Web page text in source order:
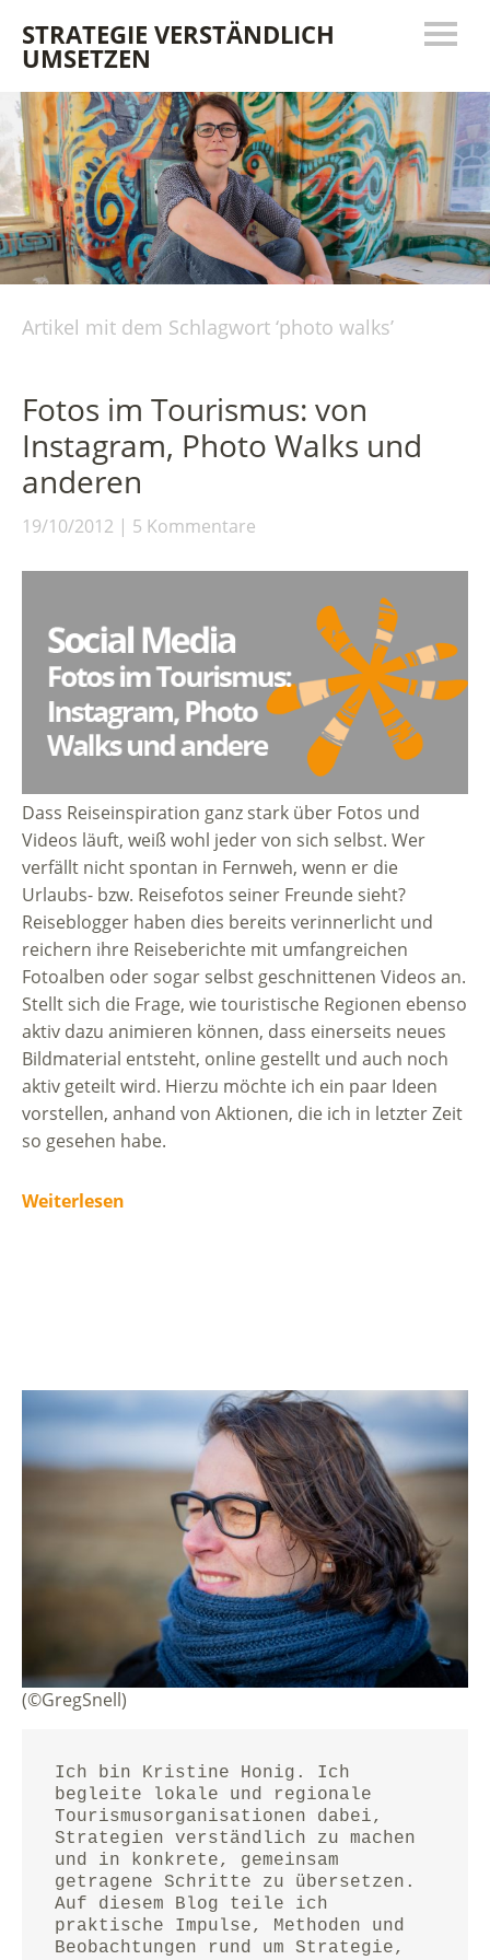
STRATEGIE VERSTÄNDLICH
UMSETZEN
Artikel mit dem Schlagwort ‘photo walks’
Fotos im Tourismus: von
Instagram, Photo Walks und
anderen
19/10/2012 5 Kommentare
Dass Reiseinspiration ganz stark über Fotos und
Videos läuft, weiß wohl jeder von sich selbst. Wer
verfällt nicht spontan in Fernweh, wenn er die
Urlaubs- bzw. Reisefotos seiner Freunde sieht?
Reiseblogger haben dies bereits verinnerlicht und
reichern ihre Reiseberichte mit umfangreichen
Fotoalben oder sogar selbst geschnittenen Videos an.
Stellt sich die Frage, wie touristische Regionen ebenso
aktiv dazu animieren können, dass einerseits neues
Bildmaterial entsteht, online gestellt und auch noch
aktiv geteilt wird. Hierzu möchte ich ein paar Ideen
vorstellen, anhand von Aktionen, die ich in letzter Zeit
so gesehen habe.
Weiterlesen
(©GregSnell)
Ich bin Kristine Honig. Ich
begleite lokale und regionale
Tourismusorganisationen dabei,
Strategien verständlich zu machen
und in konkrete, gemeinsam
getragene Schritte zu übersetzen.
Auf diesem Blog teile ich
praktische Impulse, Methoden und
Beobachtungen rund um Strategie,